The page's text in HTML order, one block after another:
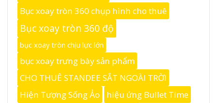
Bục xoay tròn 360 chụp hình cho thuê
Bục xoay tròn 360 độ
bục xoay tròn chịu lực lớn
bục xoay trưng bày sản phẩm
CHO THUÊ STANDEE SẮT NGOÀI TRỜI
Hiện Tượng Sống Ảo
hiệu ứng Bullet Time